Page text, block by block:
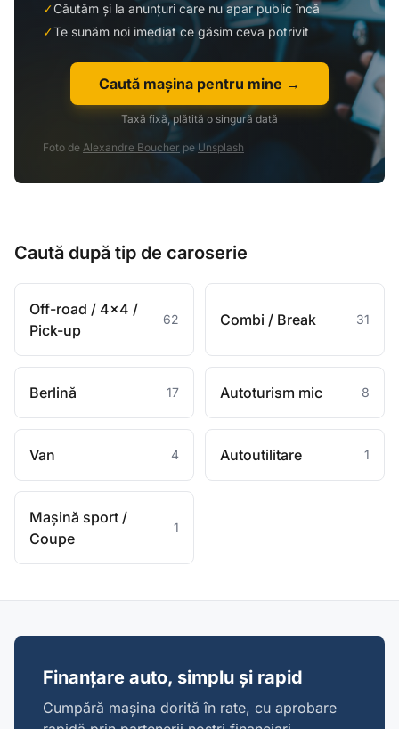
✓Căutăm și la anunțuri care nu apar public încă
✓Te sunăm noi imediat ce găsim ceva potrivit
Caută mașina pentru mine →
Taxă fixă, plătită o singură dată
Foto de Alexandre Boucher pe Unsplash
Caută după tip de caroserie
Off-road / 4x4 /
Pick-up
62 Combi / Break 31
Berlină 17 Autoturism mic 8
Van 4 Autoutilitare 1
Mașină sport /
Coupe
1
Finanțare auto, simplu și rapid
Cumpără mașina dorită în rate, cu aprobare